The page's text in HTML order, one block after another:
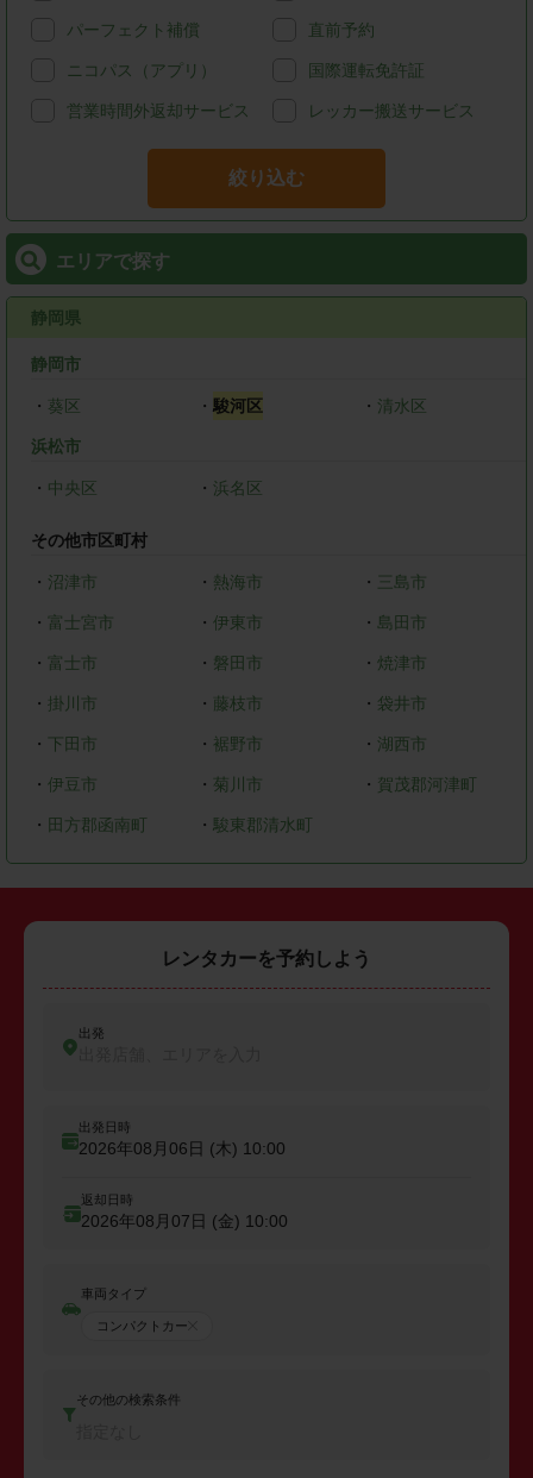
パーフェクト補償 直前予約
ニコパス（アプリ） 国際運転免許証
営業時間外返却サービス レッカー搬送サービス
絞り込む
エリアで探す
静岡県
静岡市
・ 葵区 ・ 駿河区 ・ 清水区
浜松市
・ 中央区 ・ 浜名区
その他市区町村
・ 沼津市 ・ 熱海市 ・ 三島市
・ 富士宮市 ・ 伊東市 ・ 島田市
・ 富士市 ・ 磐田市 ・焼津市
・ 掛川市 ・ 藤枝市 ・ 袋井市
・ 下田市 ・ 裾野市 ・ 湖西市
・ 伊豆市 ・ 菊川市 ・ 賀茂郡河津町
・ 田方郡函南町 ・ 駿東郡清水町
レンタカーを予約しよう
出発
出発日時
2026年08月06日 (木) 10:00
返却日時
2026年08月07日 (金) 10:00
車両タイプ
コンパクトカー
その他の検索条件